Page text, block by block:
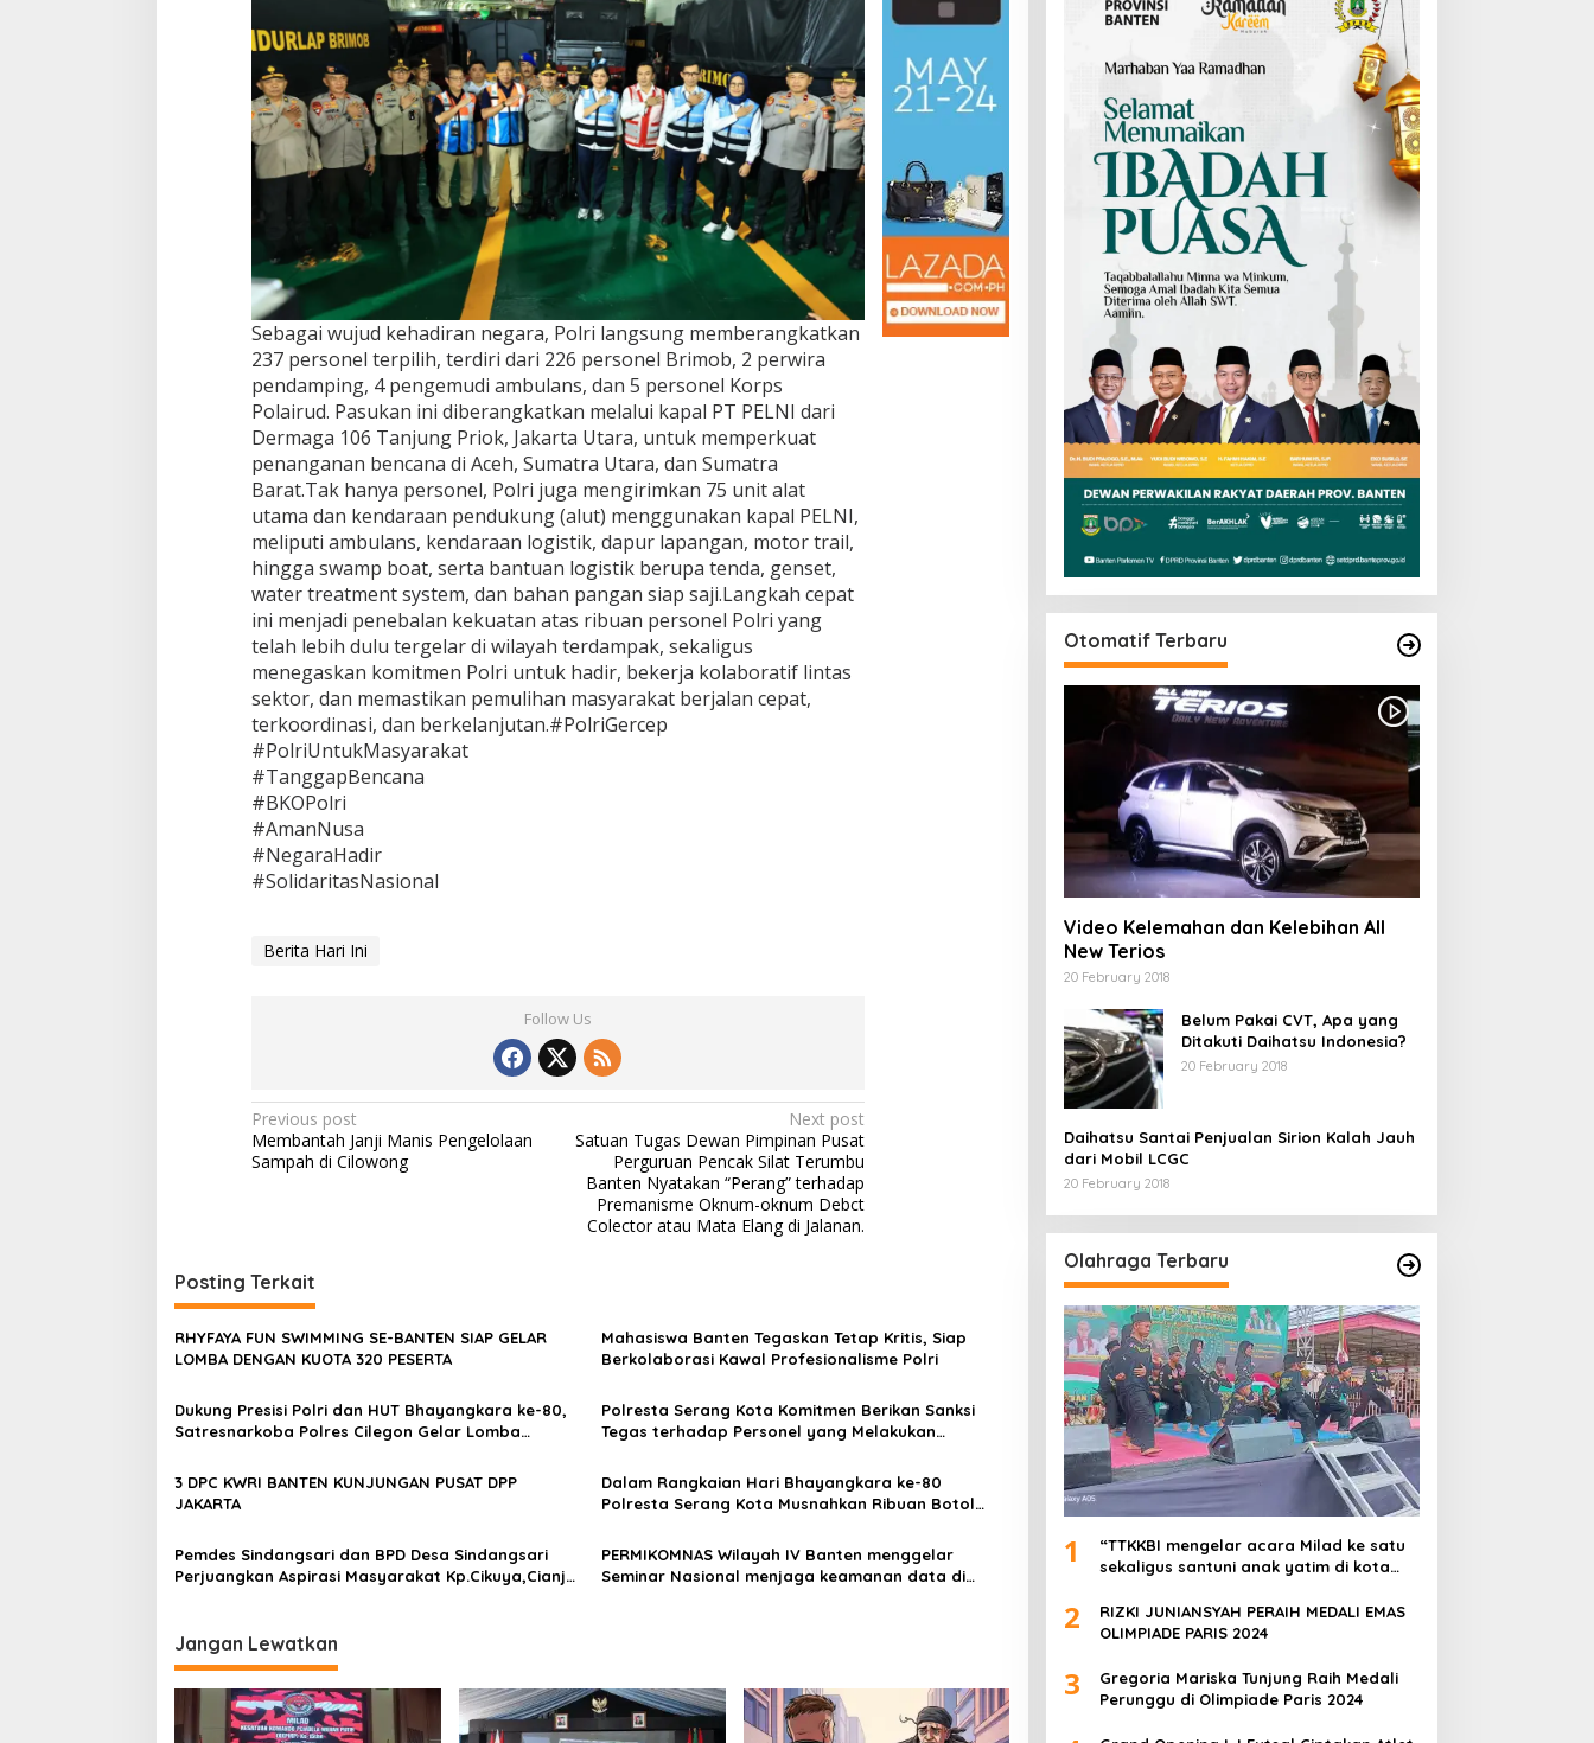
Sebagai wujud kehadiran negara, Polri langsung memberangkatkan
237 personel terpilih, terdiri dari 226 personel Brimob, 2 perwira
pendamping, 4 pengemudi ambulans, dan 5 personel Korps
Polairud. Pasukan ini diberangkatkan melalui kapal PT PELNI dari
Dermaga 106 Tanjung Priok, Jakarta Utara, untuk memperkuat
penanganan bencana di Aceh, Sumatra Utara, dan Sumatra
Barat.Tak hanya personel, Polri juga mengirimkan 75 unit alat
utama dan kendaraan pendukung (alut) menggunakan kapal PELNI,
meliputi ambulans, kendaraan logistik, dapur lapangan, motor trail,
hingga swamp boat, serta bantuan logistik berupa tenda, genset,
water treatment system, dan bahan pangan siap saji.Langkah cepat
ini menjadi penebalan kekuatan atas ribuan personel Polri yang
telah lebih dulu tergelar di wilayah terdampak, sekaligus
menegaskan komitmen Polri untuk hadir, bekerja kolaboratif lintas
sektor, dan memastikan pemulihan masyarakat berjalan cepat,
terkoordinasi, dan berkelanjutan.#PolriGercep
#PolriUntukMasyarakat
#TanggapBencana
#BKOPolri
#AmanNusa
#NegaraHadir
#SolidaritasNasional
Berita Hari Ini
Follow Us
Post
navigation
Previous post
Membantah Janji Manis Pengelolaan
Sampah di Cilowong
Next post
Satuan Tugas Dewan Pimpinan Pusat
Perguruan Pencak Silat Terumbu
Banten Nyatakan “Perang” terhadap
Premanisme Oknum-oknum Debct
Colector atau Mata Elang di Jalanan.
Posting Terkait
RHYFAYA FUN SWIMMING SE-BANTEN SIAP GELAR
LOMBA DENGAN KUOTA 320 PESERTA
Mahasiswa Banten Tegaskan Tetap Kritis, Siap
Berkolaborasi Kawal Profesionalisme Polri
Dukung Presisi Polri dan HUT Bhayangkara ke-80,
Satresnarkoba Polres Cilegon Gelar Lomba
Polresta Serang Kota Komitmen Berikan Sanksi
Tegas terhadap Personel yang Melakukan
3 DPC KWRI BANTEN KUNJUNGAN PUSAT DPP
JAKARTA
Dalam Rangkaian Hari Bhayangkara ke-80
Polresta Serang Kota Musnahkan Ribuan Botol
Pemdes Sindangsari dan BPD Desa Sindangsari
Perjuangkan Aspirasi Masyarakat Kp.Cikuya,Cianjur
Ekonomi
PERMIKOMNAS Wilayah IV Banten menggelar
Seminar Nasional menjaga keamanan data di
Jangan Lewatkan
Otomatif Terbaru
Video Kelemahan dan Kelebihan All
New Terios
20 February 2018
Belum Pakai CVT, Apa yang
Ditakuti Daihatsu Indonesia?
20 February 2018
Daihatsu Santai Penjualan Sirion Kalah Jauh
dari Mobil LCGC
20 February 2018
Olahraga Terbaru
1
“TTKKBI mengelar acara Milad ke satu
sekaligus santuni anak yatim di kota
2
RIZKI JUNIANSYAH PERAIH MEDALI EMAS
OLIMPIADE PARIS 2024
3
Gregoria Mariska Tunjung Raih Medali
Perunggu di Olimpiade Paris 2024